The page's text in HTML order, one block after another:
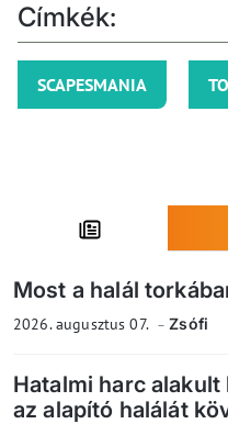
Címkék:
SCAPESMANIA
Most a halál
2026. augusztus 07. Zsófi
Hatalmi harc
az alapító halálát